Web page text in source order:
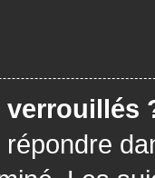
verrouillés